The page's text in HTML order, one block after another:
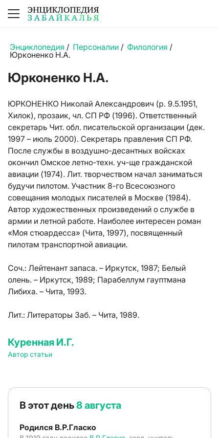
Энциклопедия / Персоналии / Филология /
Юрконенко Н.А.
Юрконенко Н.А.
ЮРКОНЕНКО Николай Александрович (р. 9.5.1951,
Хилок), прозаик, чл. СП РФ (1996). Ответственный
секретарь Чит. обл. писательской организации (дек.
1997 – июль 2000). Секретарь правления СП РФ.
После службы в воздушно-десантных войсках
окончил Омское летно-техн. уч-ще гражданской
авиации (1974). Лит. творчеством начал заниматься
будучи пилотом. Участник 8-го Всесоюзного
совещания молодых писателей в Москве (1984).
Автор художественных произведений о службе в
армии и летной работе. Наиболее интересен роман
«Моя стюардесса» (Чита, 1997), посвященный
пилотам транспортной авиации.
Соч.: Лейтенант запаса. – Иркутск, 1987; Белый
олень. – Иркутск, 1989; Парабеллум гауптмана
Либиха. – Чита, 1993.
Лит.: Литераторы Заб. – Чита, 1989.
Куренная И.Г.
Автор статьи
В этот день8 августа
Родился В.Р.Гласко